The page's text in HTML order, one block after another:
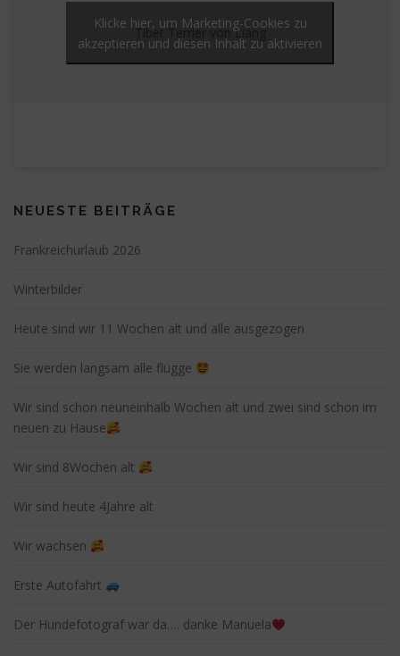
Tibet Terrier von Liáng
Klicke hier, um Marketing-Cookies zu
akzeptieren und diesen Inhalt zu aktivieren
NEUESTE BEITRÄGE
Frankreichurlaub 2026
Winterbilder
Heute sind wir 11 Wochen alt und alle ausgezogen
Sie werden langsam alle flügge
Wir sind schon neuneinhalb Wochen alt und zwei sind schon im
neuen zu Hause
Wir sind 8Wochen alt
Wir sind heute 4Jahre alt
Wir wachsen
Erste Autofahrt
Der Hundefotograf war da…. danke Manuela